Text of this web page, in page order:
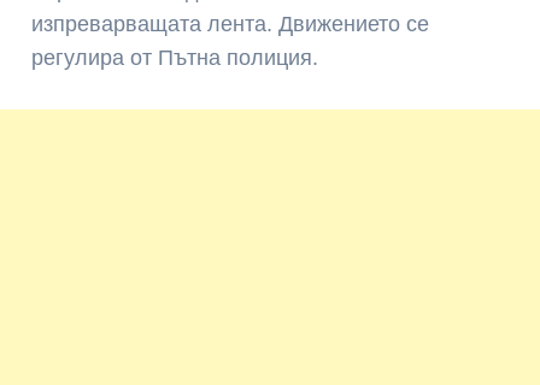
изпреварващата лента. Движението се
регулира от Пътна полиция.